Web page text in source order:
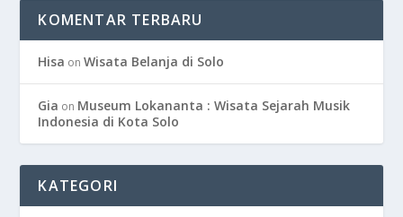
KOMENTAR TERBARU
Hisa onWisata Belanja di Solo
Gia on Museum Lokananta : Wisata Sejarah Musik
Indonesia di Kota Solo
KATEGORI